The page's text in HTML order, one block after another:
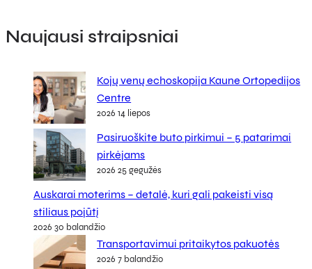
Naujausi straipsniai
Kojų venų echoskopija Kaune Ortopedijos
Centre
2026 14 liepos
Pasiruoškite buto pirkimui – 5 patarimai
pirkėjams
2026 25 gegužės
Auskarai moterims – detalė, kuri gali pakeisti visą
stiliaus pojūtį
2026 30 balandžio
Transportavimui pritaikytos pakuotės
2026 7 balandžio